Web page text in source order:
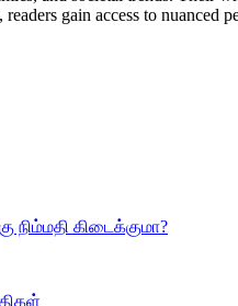
gain access to nuanced
கிடைக்குமா?